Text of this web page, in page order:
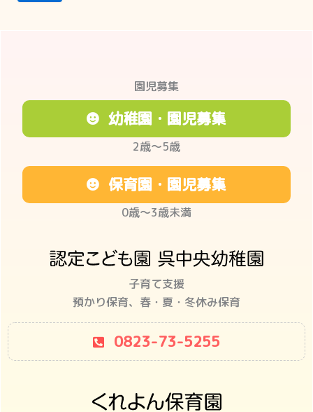
園児募集
幼稚園・園児募集
2歳〜5歳
保育園・園児募集
0歳〜3歳未満
子育て支援
預かり保育、春・夏・冬休み保育
0823-73-5255